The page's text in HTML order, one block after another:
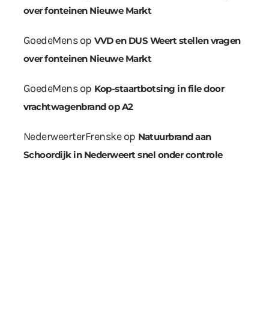
over fonteinen Nieuwe Markt
GoedeMensop VVD en DUS Weert stellen vragen
over fonteinen Nieuwe Markt
GoedeMensop Kop-staartbotsing in file door
vrachtwagenbrand op A2
NederweerterFrenskeop Natuurbrand aan
Schoordijk in Nederweert snel onder controle